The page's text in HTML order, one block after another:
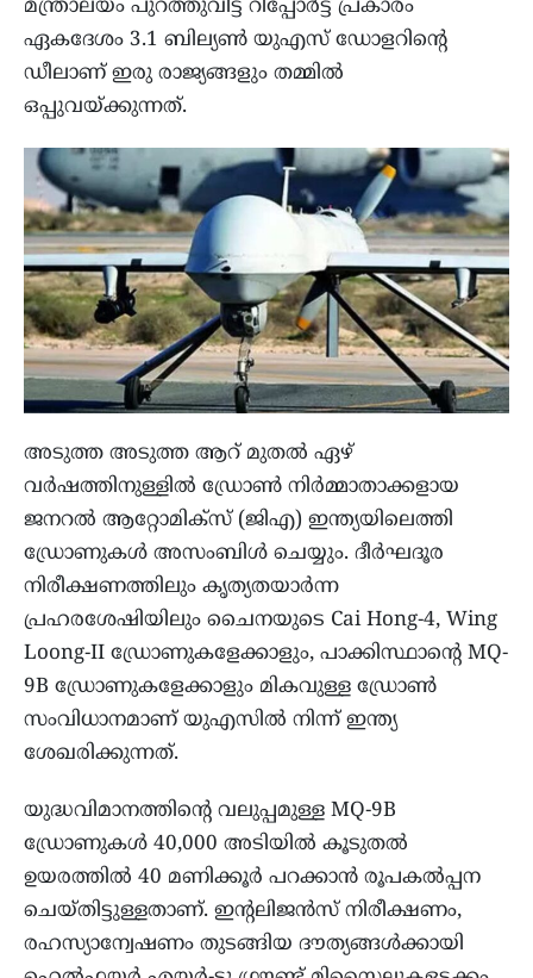
മന്ത്രാലയം പുറത്തുവിട്ട റിപ്പോർട്ട് പ്രകാരം
ഏകദേശം 3.1 ബില്യൺ യുഎസ് ഡോളറിന്റെ
ഡീലാണ് ഇരു രാജ്യങ്ങളും തമ്മില്‍
ഒപ്പുവയ്ക്കുന്നത്.
അടുത്ത അടുത്ത ആറ് മുതൽ ഏഴ്
വർഷത്തിനുള്ളില്‍ ഡ്രോണ്‍ നിർമ്മാതാക്കളായ
ജനറൽ ആറ്റോമിക്സ് (ജിഎ) ഇന്ത്യയിലെത്തി
ഡ്രോണുകള്‍ അസംബിള്‍ ചെയ്യും. ദീർഘദൂര
നിരീക്ഷണത്തിലും കൃത്യതയാർന്ന
പ്രഹരശേഷിയിലും ചെെനയുടെ Cai Hong-4, Wing
Loong-II ഡ്രോണുകളേക്കാളും, പാക്കിസ്ഥാന്റെ MQ-
9B ഡ്രോണുകളേക്കാളും മികവുള്ള ഡ്രോണ്‍
സംവിധാനമാണ് യുഎസില്‍ നിന്ന് ഇന്ത്യ
ശേഖരിക്കുന്നത്.
യുദ്ധവിമാനത്തിന്റെ വലുപ്പമുള്ള MQ-9B
ഡ്രോണുകൾ 40,000 അടിയിൽ കൂടുതൽ
ഉയരത്തിൽ 40 മണിക്കൂർ പറക്കാൻ രൂപകൽപ്പന
ചെയ്തിട്ടുള്ളതാണ്. ഇന്റലിജൻസ് നിരീക്ഷണം,
രഹസ്യാന്വേഷണം തുടങ്ങിയ ദൗത്യങ്ങൾക്കായി